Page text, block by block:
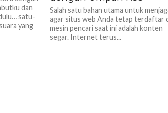
dan
satu-
yang
Salah satu bahan utama untuk
agar situs web Anda tetap terdaftar
mesin pencari saat ini adalah konten
segar. Internet terus...